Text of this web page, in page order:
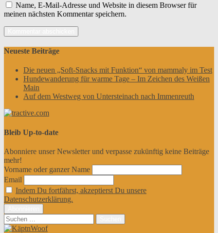
Name, E-Mail-Adresse und Website in diesem Browser für
meinen nächsten Kommentar speichern.
Neueste Beiträge
Die neuen „Soft-Snacks mit Funktion“ von mammaly im Test
Hundewanderung für warme Tage – Im Zeichen des Weißen
Main
Auf dem Westweg von Untersteinach nach Immenreuth
Bleib Up-to-date
Abonniere unser Newsletter und verpasse zukünftig keine Beiträge
mehr!
Vorname oder ganzer Name
Email
Indem Du fortfährst, akzeptierst Du unsere
Datenschutzerklärung.
Suchen
nach: